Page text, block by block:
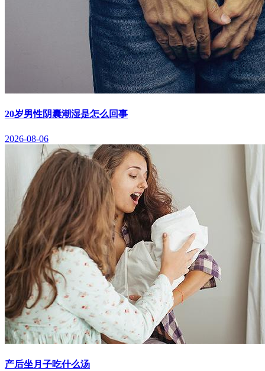
20岁男性阴囊潮湿是怎么回事
2026-08-06
产后坐月子吃什么汤